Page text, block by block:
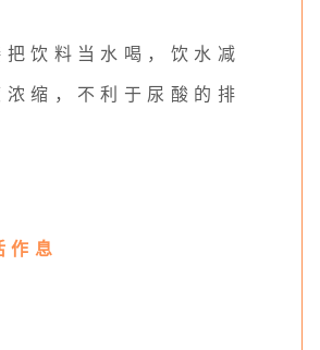
饮料当水喝，饮水减
缩，不利于尿酸的排
作息